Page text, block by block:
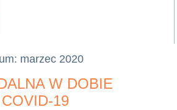
marzec 2020
W DOBIE
19